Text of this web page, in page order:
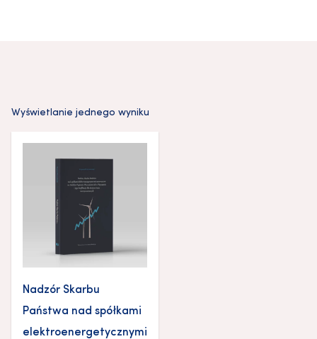
Wyświetlanie jednego wyniku
Nadzór Skarbu
Państwa nad spółkami
elektroenergetycznymi